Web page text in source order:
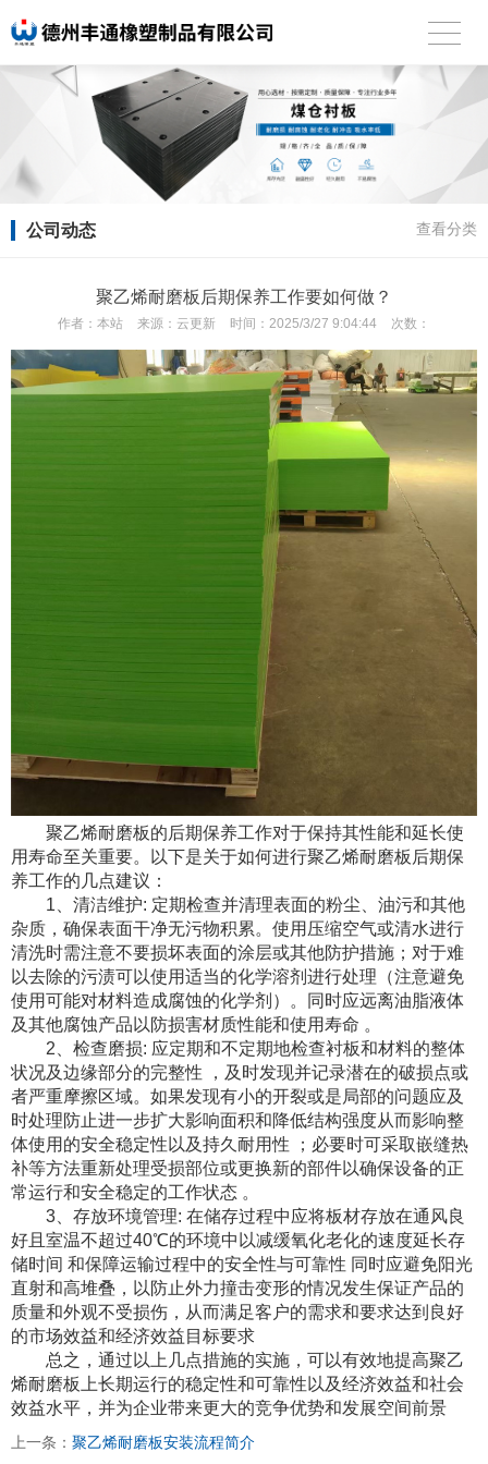
公司动态 查看分类
聚乙烯耐磨板后期保养工作要如何做？
作者： 本站 来源： 云更新 时间： 2025/3/27 9:04:44 次数：
聚乙烯耐磨板的后期保养工作对于保持其性能和延长使
用寿命至关重要。以下是关于如何进行聚乙烯耐磨板后期保
养工作的几点建议：
1、清洁维护: 定期检查并清理表面的粉尘、油污和其他
杂质，确保表面干净无污物积累。使用压缩空气或清水进行
清洗时需注意不要损坏表面的涂层或其他防护措施；对于难
以去除的污渍可以使用适当的化学溶剂进行处理（注意避免
使用可能对材料造成腐蚀的化学剂）。同时应远离油脂液体
及其他腐蚀产品以防损害材质性能和使用寿命 。
2、检查磨损: 应定期和不定期地检查衬板和材料的整体
状况及边缘部分的完整性 ，及时发现并记录潜在的破损点或
者严重摩擦区域。如果发现有小的开裂或是局部的问题应及
时处理防止进一步扩大影响面积和降低结构强度从而影响整
体使用的安全稳定性以及持久耐用性 ；必要时可采取嵌缝热
补等方法重新处理受损部位或更换新的部件以确保设备的正
常运行和安全稳定的工作状态 。
3、存放环境管理: 在储存过程中应将板材存放在通风良
好且室温不超过40℃的环境中以减缓氧化老化的速度延长存
储时间 和保障运输过程中的安全性与可靠性 同时应避免阳光
直射和高堆叠，以防止外力撞击变形的情况发生保证产品的
质量和外观不受损伤，从而满足客户的需求和要求达到良好
的市场效益和经济效益目标要求
总之，通过以上几点措施的实施，可以有效地提高聚乙
烯耐磨板上长期运行的稳定性和可靠性以及经济效益和社会
效益水平，并为企业带来更大的竞争优势和发展空间前景
上一条： 聚乙烯耐磨板安装流程简介